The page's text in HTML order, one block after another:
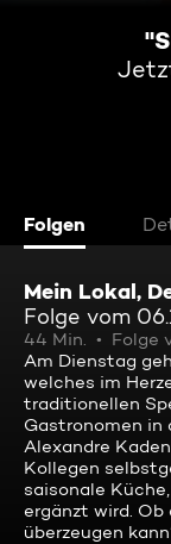
Folgen
Mein Lokal,
Folge vom
44 Min. Folge
Am Dienstag
welches im
traditionellen
Gastronomen in
Alexandre
Kollegen
saisonale
ergänzt wird.
überzeugen